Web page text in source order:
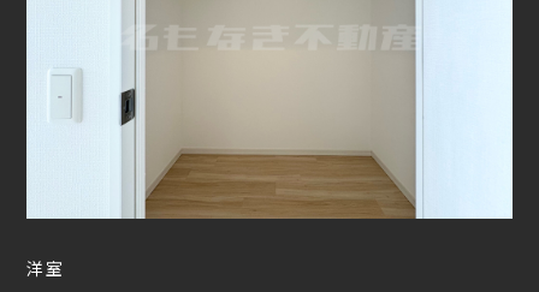
洋室